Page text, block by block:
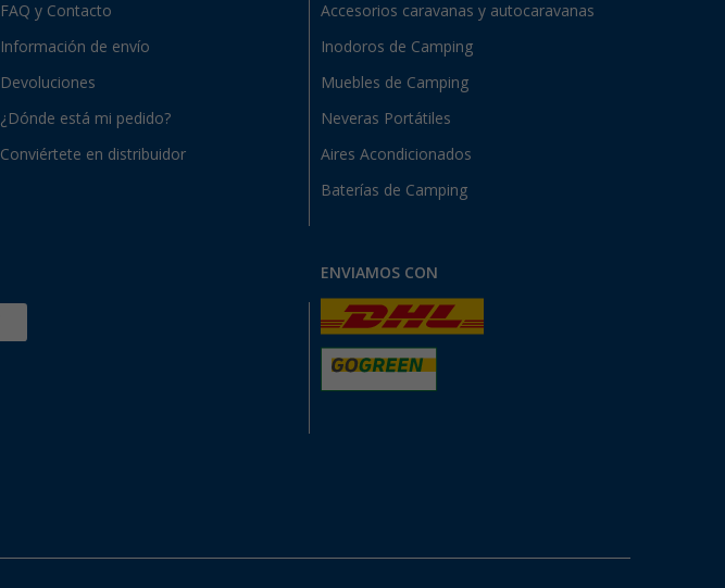
FAQ y Contacto
Información de envío
Devoluciones
¿Dónde está mi pedido?
Conviértete en distribuidor
Accesorios caravanas y autocaravanas
Inodoros de Camping
Muebles de Camping
Neveras Portátiles
Aires Acondicionados
Baterías de Camping
ENVIAMOS CON